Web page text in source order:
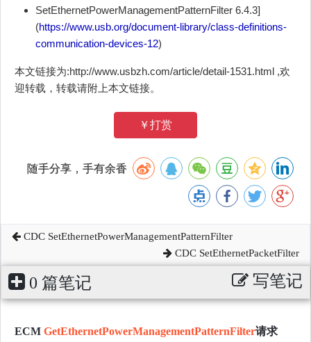
SetEthernetPowerManagementPatternFilter 6.4.3]
(https://www.usb.org/document-library/class-definitions-
communication-devices-12)
本文链接为:http://www.usbzh.com/article/detail-1531.html ,欢
迎转载，转载请附上本文链接。
￥打赏
随手分享，手有余香
CDC SetEthernetPowerManagementPatternFilter
CDC SetEthernetPacketFilter
0 篇笔记 写笔记
ECM GetEthernetPowerManagementPatternFilter请求